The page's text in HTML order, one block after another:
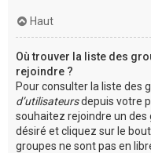
Haut
Où trouver la liste des
rejoindre ?
Pour consulter la liste des
d’utilisateursdepuis votre
souhaitez rejoindre un
désiré et cliquez sur le
groupes ne sont pas en